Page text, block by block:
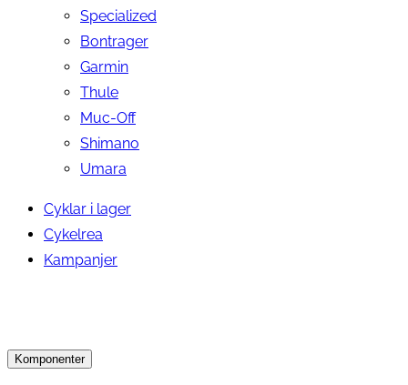
Specialized
Bontrager
Garmin
Thule
Muc-Off
Shimano
Umara
Cyklar i lager
Cykelrea
Kampanjer
Komponenter